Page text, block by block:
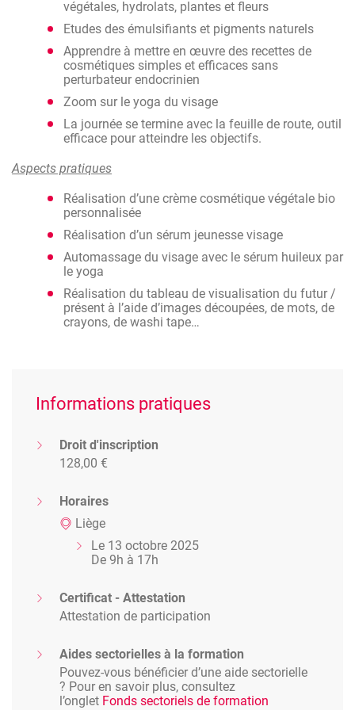
réalisant plusieurs recettes qui seront
personnalisées
Trouver les gestes de base afin de retrouver une
peau éclatante, activer la circulation sanguine et
tonifier les muscles avec un zoom sur le yoga du
visage
Aider les personnes à se mettre des objectifs et
envisager des projets avec la pratique simple d’un
carnet de route visuel
d’ensemble sur son présent et sur son futur
végétales, hydrolats, plantes et fleurs
Etudes des émulsifiants et pigments naturels
Apprendre à mettre en œuvre des recettes de
cosmétiques simples et efficaces sans
perturbateur endocrinien
Zoom sur le yoga du visage
La journée se termine avec la feuille de route, outil
efficace pour atteindre les objectifs.
Aspects pratiques
Réalisation d’une crème cosmétique végétale bio
personnalisée
Réalisation d’un sérum jeunesse visage
Automassage du visage avec le sérum huileux par
le yoga
Réalisation du tableau de visualisation du futur /
présent à l’aide d’images découpées, de mots, de
crayons, de washi tape…
Informations pratiques
Droit d'inscription
128,00 €
Horaires
Liège
Le 13 octobre 2025
De 9h à 17h
Certificat - Attestation
Attestation de participation
Aides sectorielles à la formation
Pouvez-vous bénéficier d’une aide sectorielle
? Pour en savoir plus, consultez
l’onglet Fonds sectoriels de formation